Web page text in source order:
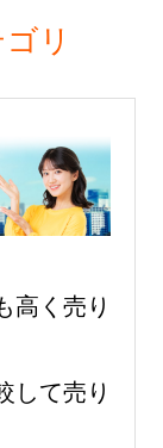
リ
高く売り
して売り